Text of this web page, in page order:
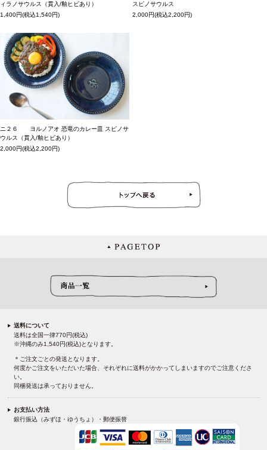
ィラノサウルス（貫入/釉ヒビあり）
1,400円(税込1,540円)
スピノサウルス
2,000円(税込2,200円)
ニ２６ ヨルノアオ 恐竜のカレー皿 スピノサ
ウルス（貫入/釉ヒビあり）
2,000円(税込2,200円)
送料について
送料は全国一律770円(税込)
※沖縄のみ1,540円(税込)となります。
＊ご注文ごとの発送となります。
何度かご注文をいただいた場合、それぞれに送料がかかってしまいますのでご注意くださ
い。
同梱発送は承っておりません。
お支払い方法
銀行振込（みずほ・ゆうちょ）・郵便振替